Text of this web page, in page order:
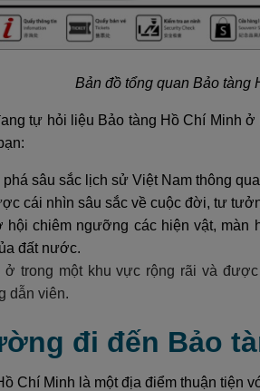
Bản đồ tổng quan Bảo tàng
tự hỏi liệu Bảo tàng Hồ Chí Minh
phá sâu sắc lịch sử Việt Nam thông
cái nhìn sâu sắc về cuộc đời, tư
hội chiêm ngưỡng các hiện vật, màn
đất nước.
trong một khu vực rộng rãi và
dẫn viên.
đi đến Bảo
Chí Minh là một địa điểm thuận tiện